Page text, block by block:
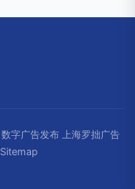
数字广告发布 上海罗拙广告
Sitemap